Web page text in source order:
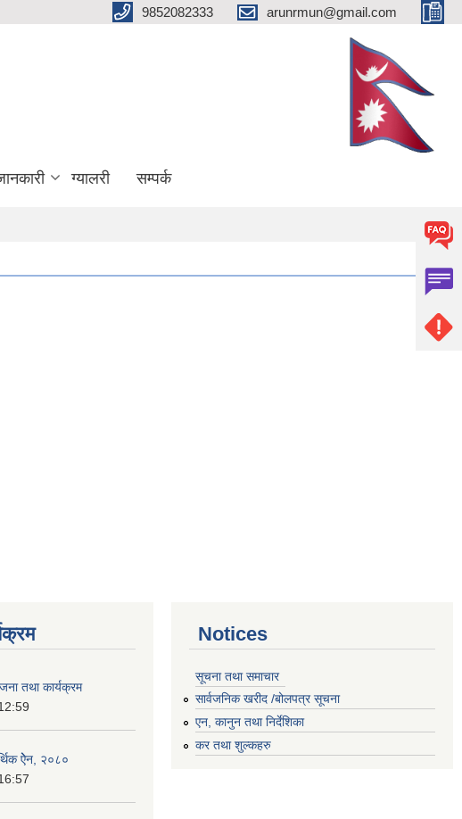
9852082333 arunrmun@gmail.com
ग्यालरी सम्पर्क
तथा कार्यक्रम
ऐेन, २०८०
Notices
सूचना तथा समाचार
सार्वजनिक खरीद /बोलपत्र सूचना
एन, कानुन तथा निर्देशिका
कर तथा शुल्कहरु